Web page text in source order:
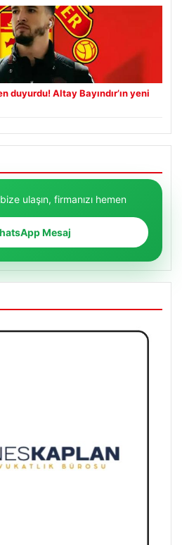
duyurdu! Altay Bayındır’ın yeni
ulaşın, firmanızı hemen
Mesaj